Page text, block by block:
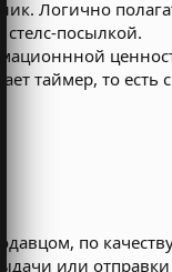
Логично
посылкой.
таймер, то есть
по
или